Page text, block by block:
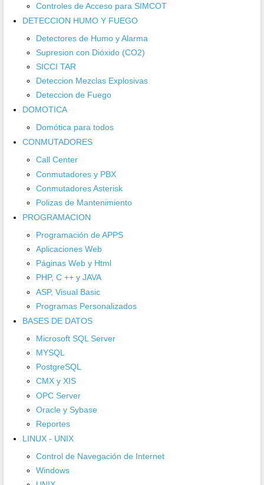
Controles de Acceso para SIMCOT
DETECCION HUMO Y FUEGO
Detectores de Humo y Alarma
Supresion con Dióxido (CO2)
SICCI TAR
Deteccion Mezclas Explosivas
Deteccion de Fuego
DOMOTICA
Domótica para todos
CONMUTADORES
Call Center
Conmutadores y PBX
Conmutadores Asterisk
Polizas de Mantenimiento
PROGRAMACION
Programación de APPS
Aplicaciones Web
Páginas Web y Html
PHP, C ++ y JAVA
ASP, Visual Basic
Programas Personalizados
BASES DE DATOS
Microsoft SQL Server
MYSQL
PostgreSQL
CMX y XIS
OPC Server
Oracle y Sybase
Reportes
LINUX - UNIX
Control de Navegación de Internet
Windows